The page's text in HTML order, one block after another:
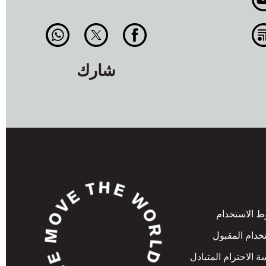
شارك
الاستخدام
المقبول
الاحترام المتبادل